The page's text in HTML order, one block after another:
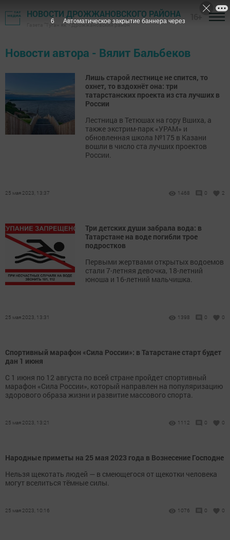
НОВОСТИ ДРОЖЖАНОВСКОГО РАЙОНА
Газета "Туган як" - Дрожжановский район
Новости автора - Вялит Бальбеков
Лишь старой лестнице не спится, то
охнет, то вздохнёт она: три
татарстанских проекта из ста лучших в
России
Лестница в Тетюшах на гору Вшиха, а
также экстрим-парк «УРАМ» и
обновленная школа №175 в Казани
вошли в число ста лучших проектов
России.
25 мая 2023, 13:37 1468 0 2
Три детских души забрала вода: в
Татарстане на воде погибли трое
подростков
Первыми жертвами открытых водоемов
стали 7-летняя девочка, 18-летний
юноша и 16-летний мальчишка.
25 мая 2023, 13:31 1398 0 0
Спортивный марафон «Сила России»: в Татарстане старт будет
дан 1 июня
С 1 июня по 12 августа по всей стране пройдет спортивный
марафон «Сила России», который направлен на популяризацию
здорового образа жизни и развитие массового спорта.
25 мая 2023, 13:21 1112 0 0
Народные приметы на 25 мая 2023 года в Вознесение Господне
Нельзя щекотать людей — в смеющегося от щекотки человека
могут вселиться тёмные силы.
25 мая 2023, 10:16 1076 0 0
5 Автоматическое закрытие баннера через